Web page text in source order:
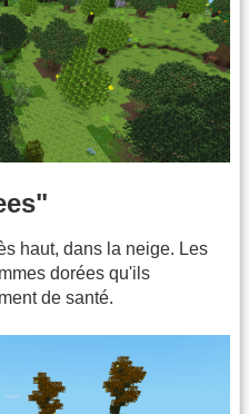
haut, dans la neige. Les
dorées qu'ils
de santé.